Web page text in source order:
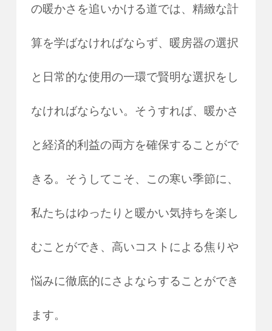
の暖かさを追いかける道では、精緻な計
算を学ばなければならず、暖房器の選択
と日常的な使用の一環で賢明な選択をし
なければならない。そうすれば、暖かさ
と経済的利益の両方を確保することがで
きる。そうしてこそ、この寒い季節に、
私たちはゆったりと暖かい気持ちを楽し
むことができ、高いコストによる焦りや
悩みに徹底的にさよならすることができ
ます。